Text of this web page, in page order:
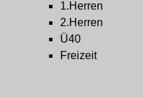
1.Herren
2.Herren
Ü40
Freizeit